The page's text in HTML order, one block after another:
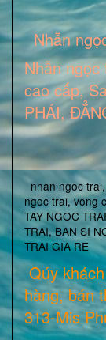
Nhẫn
Nhẫn
cao cấp,
PHÁI,
nhan ngoc trai
ngoc trai,vong
TAY NGOC TRAI
TRAI,BAN SI
TRAI GIA RE
Qúy
hàng, bán
313-Mis